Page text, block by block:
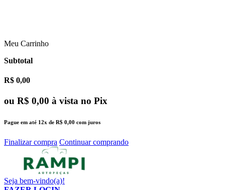
Meu Carrinho
Subtotal
R$ 0,00
ou R$ 0,00 à vista no Pix
Pague em até 12x de R$ 0,00 com juros
Finalizar compra Continuar comprando
Seja bem-vindo(a)!